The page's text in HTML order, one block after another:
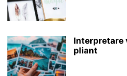
Interpretare
pliant